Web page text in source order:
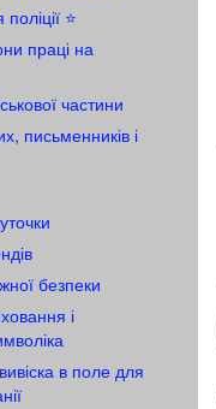
⭐️
праці на
частини
письменників і
безпеки
і
в поле для